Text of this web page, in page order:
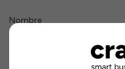
Nombre